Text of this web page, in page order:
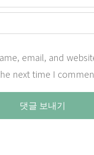
email, and
next time I